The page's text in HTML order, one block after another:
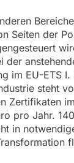
Seiten der
der
im EU-ETS I.
steht
Zertifikaten
pro Jahr.
in